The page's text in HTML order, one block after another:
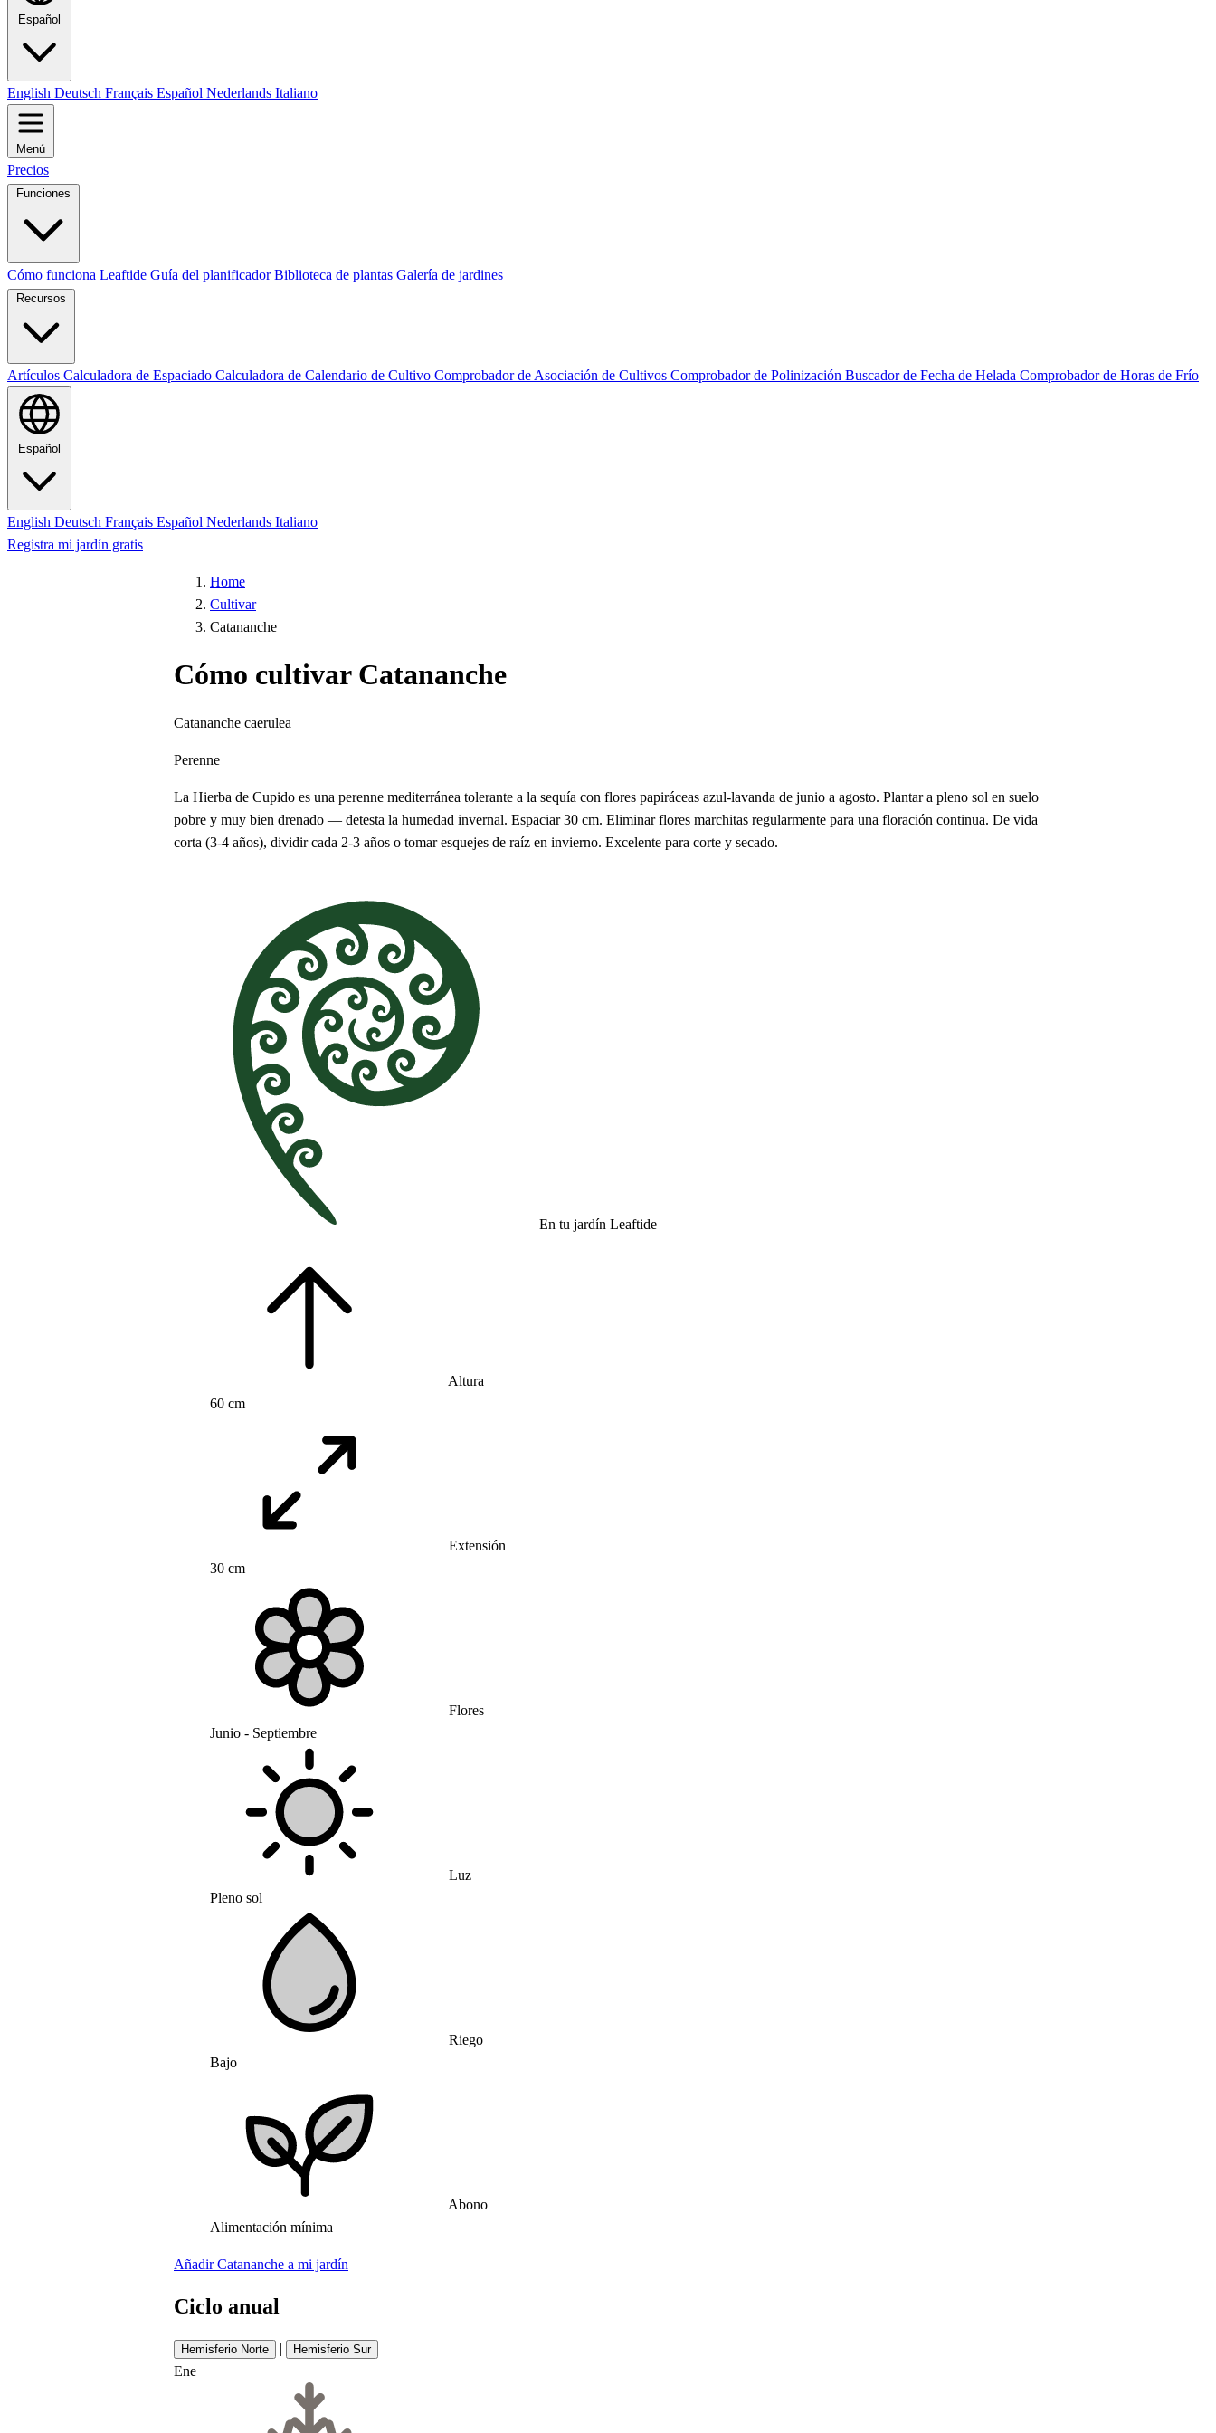
Español
English Deutsch Français Español Nederlands Italiano
Menú
Precios
Funciones
Cómo funciona Leaftide Guía del planificadorBiblioteca de plantas Galería de jardines
Recursos
Artículos Calculadora de Espaciado Calculadora de Calendario de Cultivo Comprobador de Asociación de Cultivos Comprobador de Polinización Buscador de Fecha de Helada Comprobador de Horas de Frío
Español
English Deutsch Français Español Nederlands Italiano
Registra mi jardín gratis
Home
Cultivar
Catananche
Cómo cultivar Catananche
Catananche caerulea
Perenne
La Hierba de Cupido es una perenne mediterránea tolerante a la sequía con flores papiráceas azul-lavanda de junio a agosto. Plantar a pleno sol en suelo
pobre y muy bien drenado — detesta la humedad invernal. Espaciar 30 cm. Eliminar flores marchitas regularmente para una floración continua. De vida
corta (3-4 años), dividir cada 2-3 años o tomar esquejes de raíz en invierno. Excelente para corte y secado.
En tu jardín Leaftide
Altura
60 cm
Extensión
30 cm
Flores
Junio - Septiembre
Luz
Pleno sol
Riego
Bajo
Abono
Alimentación mínima
Añadir Catananche a mi jardín
Ciclo anual
Hemisferio Norte | Hemisferio Sur
Ene